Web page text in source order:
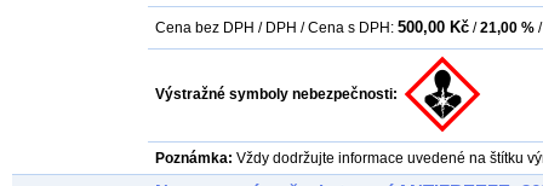
Cena bez DPH / DPH / Cena s DPH: 500,00 Kč / 21,00 % /
Výstražné symboly nebezpečnosti:
Poznámka: Vždy dodržujte informace uvedené na štítku